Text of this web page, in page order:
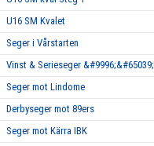
U16 SM Kvalet
Seger i Vårstarten
Vinst & Serieseger &#9996;&#65039;
Seger mot Lindome
Derbyseger mot 89ers
Seger mot Kärra IBK